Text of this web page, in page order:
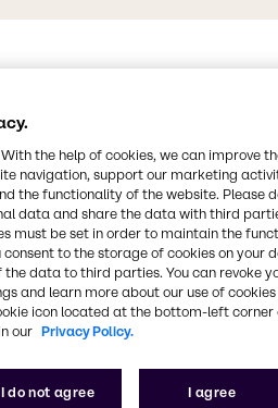
122
118.9°C
the help of cookies, we can improve
navigation, support our marketing
the functionality of the website. Please
data and share the data with third
must be set in order to maintain the
consent to the storage of cookies on your
data to third parties. You can revoke
and learn more about our use of cookies
icon located at the bottom-left corner
our Privacy Policy.
I do not agree I agree